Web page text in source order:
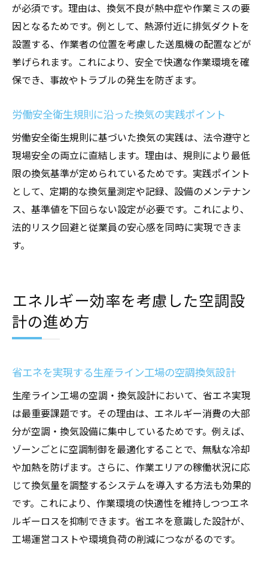
が必須です。理由は、換気不良が熱中症や作業ミスの要
因となるためです。例として、熱源付近に排気ダクトを
設置する、作業者の位置を考慮した送風機の配置などが
挙げられます。これにより、安全で快適な作業環境を確
保でき、事故やトラブルの発生を防ぎます。
労働安全衛生規則に沿った換気の実践ポイント
労働安全衛生規則に基づいた換気の実践は、法令遵守と
現場安全の両立に直結します。理由は、規則により最低
限の換気基準が定められているためです。実践ポイント
として、定期的な換気量測定や記録、設備のメンテナン
ス、基準値を下回らない設定が必要です。これにより、
法的リスク回避と従業員の安心感を同時に実現できま
す。
エネルギー効率を考慮した空調設
計の進め方
省エネを実現する生産ライン工場の空調換気設計
生産ライン工場の空調・換気設計において、省エネ実現
は最重要課題です。その理由は、エネルギー消費の大部
分が空調・換気設備に集中しているためです。例えば、
ゾーンごとに空調制御を最適化することで、無駄な冷却
や加熱を防げます。さらに、作業エリアの稼働状況に応
じて換気量を調整するシステムを導入する方法も効果的
です。これにより、作業環境の快適性を維持しつつエネ
ルギーロスを抑制できます。省エネを意識した設計が、
工場運営コストや環境負荷の削減につながるのです。